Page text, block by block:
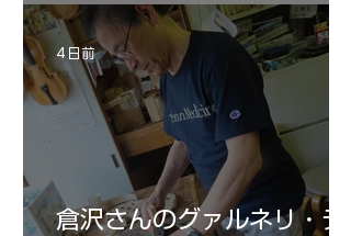
倉沢さんのグァルネリ・デ
4 日前